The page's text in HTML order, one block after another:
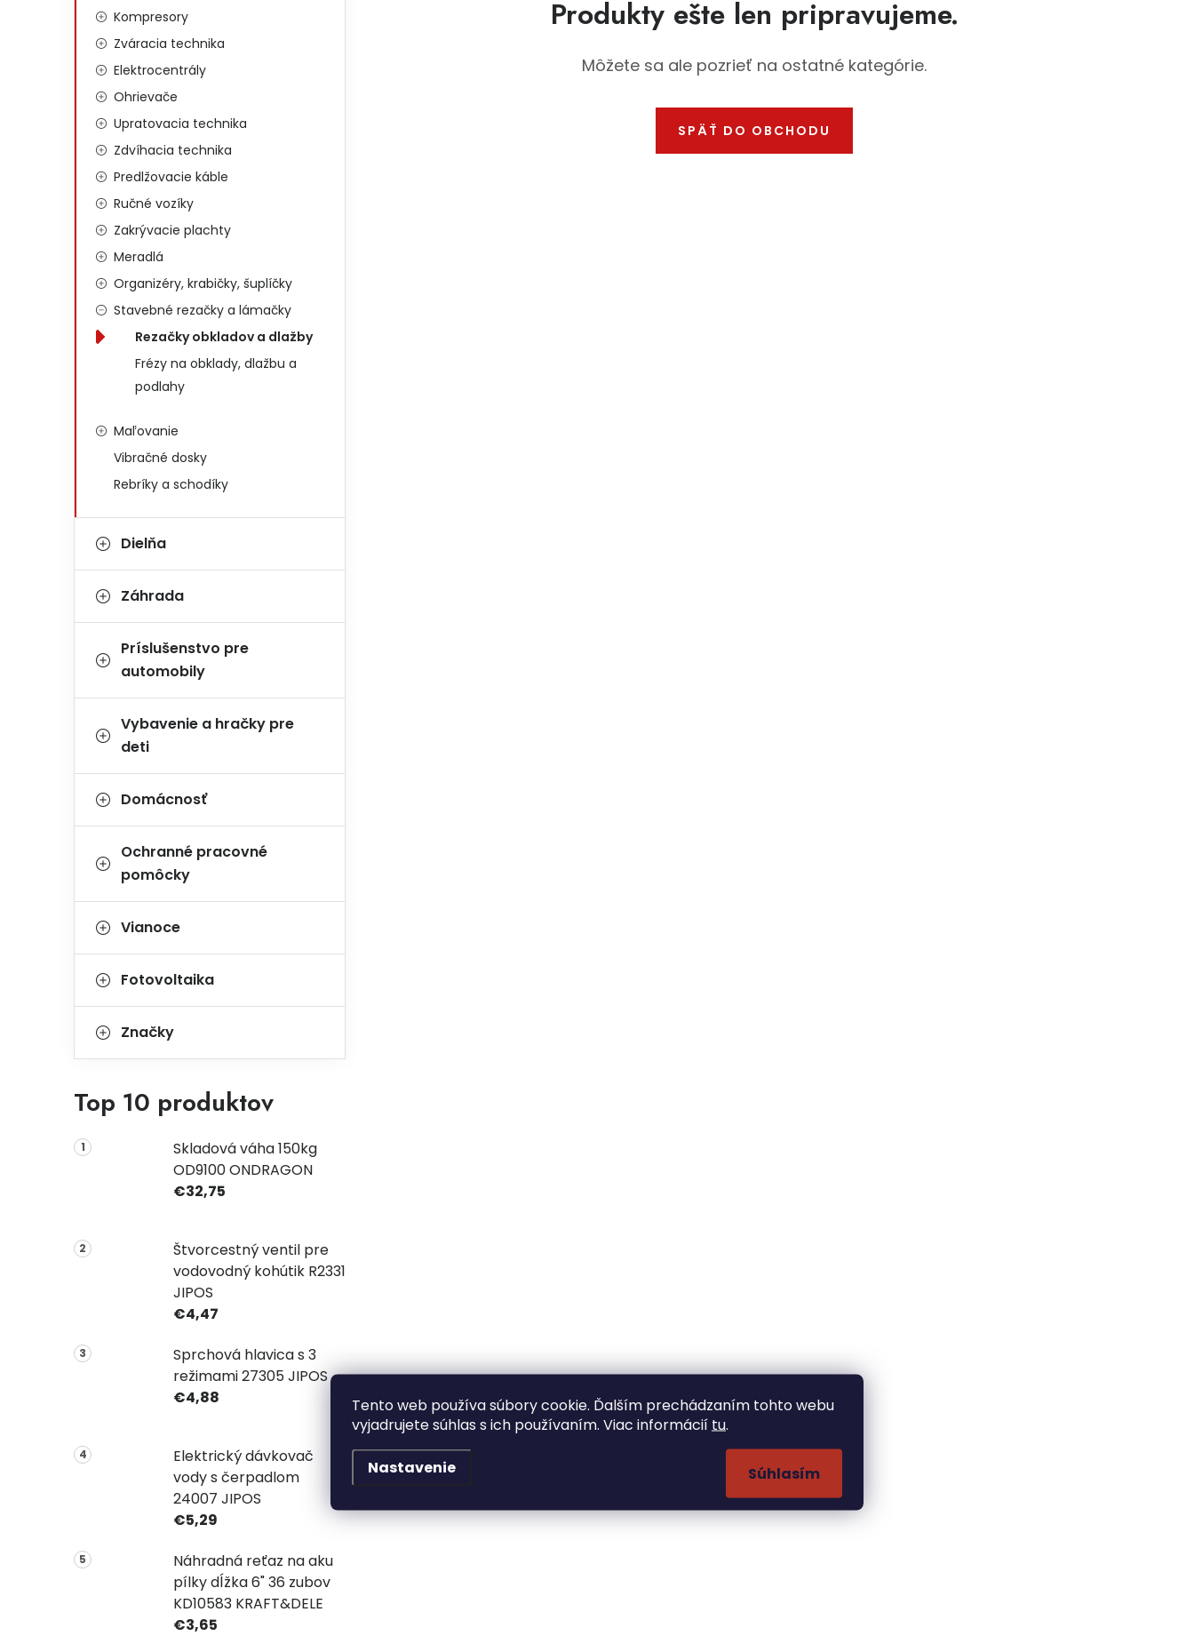
Tento web používa súbory cookie. Ďalším prechádzaním tohto webu
vyjadrujete súhlas s ich používaním. Viac informácií tu.
Nastavenie Súhlasím
Kompresory
Zváracia technika
Elektrocentrály
Ohrievače
Upratovacia technika
Zdvíhacia technika
Predlžovacie káble
Ručné vozíky
Zakrývacie plachty
Meradlá
Organizéry, krabičky, šuplíčky
Stavebné rezačky a lámačky
Rezačky obkladov a dlažby
Frézy na obklady, dlažbu a
podlahy
Maľovanie
Vibračné dosky
Rebríky a schodíky
Dielňa
Záhrada
Príslušenstvo pre
automobily
Vybavenie a hračky pre
deti
Domácnosť
Ochranné pracovné
pomôcky
Vianoce
Fotovoltaika
Značky
Top 10 produktov
Skladová váha 150kg
OD9100 ONDRAGON
€32,75
Štvorcestný ventil pre
vodovodný kohútik R2331
JIPOS
€4,47
Sprchová hlavica s 3
režimami 27305 JIPOS
€4,88
Elektrický dávkovač
vody s čerpadlom
24007 JIPOS
€5,29
Náhradná reťaz na aku
pílky dĺžka 6" 36 zubov
KD10583 KRAFT&DELE
€3,65
Produkty ešte len pripravujeme.
Môžete sa ale pozrieť na ostatné kategórie.
SPÄŤ DO OBCHODU